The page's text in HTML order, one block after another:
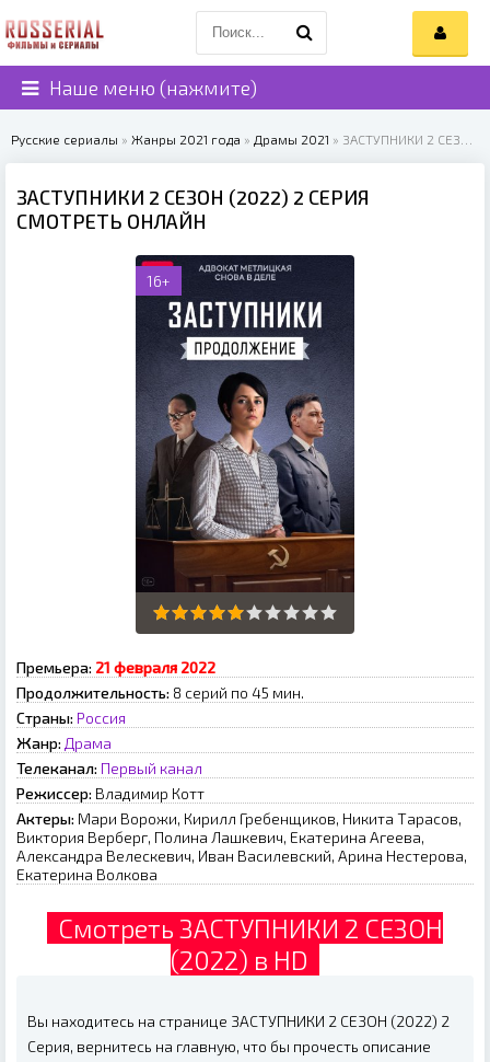
Наше меню (нажмите)
Русские сериалы » Жанры 2021 года » Драмы 2021 » ЗАСТУПНИКИ 2 СЕЗОН (2022)
ЗАСТУПНИКИ 2 СЕЗОН (2022) 2 СЕРИЯ
СМОТРЕТЬ ОНЛАЙН
16+
Премьера: 21 февраля 2022
Продолжительность: 8 серий по 45 мин.
Страны: Россия
Жанр: Драма
Телеканал: Первый канал
Режиссер: Владимир Котт
Актеры: Мари Ворожи, Кирилл Гребенщиков, Никита Тарасов,
Виктория Верберг, Полина Лашкевич, Екатерина Агеева,
Александра Велескевич, Иван Василевский, Арина Нестерова,
Екатерина Волкова
Смотреть ЗАСТУПНИКИ 2 СЕЗОН
(2022) в HD
Вы находитесь на странице ЗАСТУПНИКИ 2 СЕЗОН (2022) 2
Серия, вернитесь на главную, что бы прочесть описание